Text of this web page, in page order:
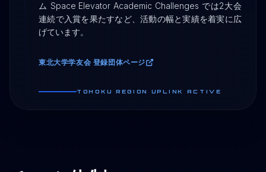
支援者一覧
お問い合わせ
ム Space Elevator Academic Challenges では2大会
連続で入賞を果たすなど、活動の幅と実績を着実に広
げています。
東北大学学友会 登録団体ページ
TOHOKU REGION UPLINK ACTIVE